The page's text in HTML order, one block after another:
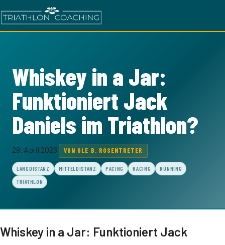
Whiskey in a Jar:
Funktioniert Jack
Daniels im Triathlon?
29. April 2026 VON OLE B. ROSENTRETER
LANGDISTANZ MITTELDISTANZ PACING RACING
RUNNING
TRIATHLON
Whiskey in a Jar: Funktioniert Jack